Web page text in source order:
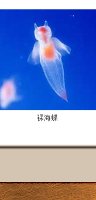
裸海蝶